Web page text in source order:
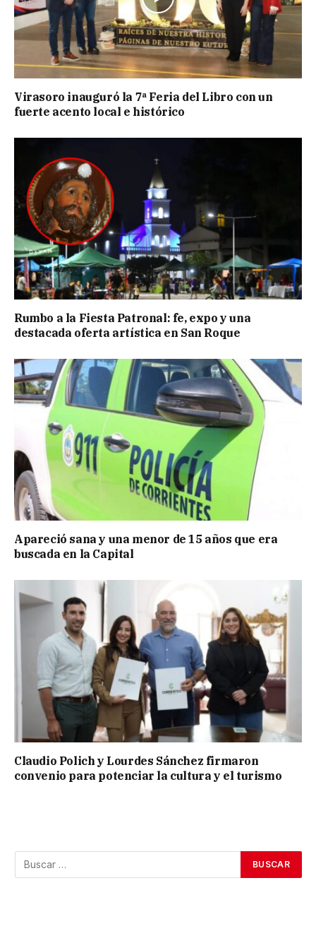
Virasoro inauguró la 7ª Feria del Libro con un
fuerte acento local e histórico
Rumbo a la Fiesta Patronal: fe, expo y una
destacada oferta artística en San Roque
Apareció sana y una menor de 15 años que era
buscada en la Capital
Claudio Polich y Lourdes Sánchez firmaron
convenio para potenciar la cultura y el turismo